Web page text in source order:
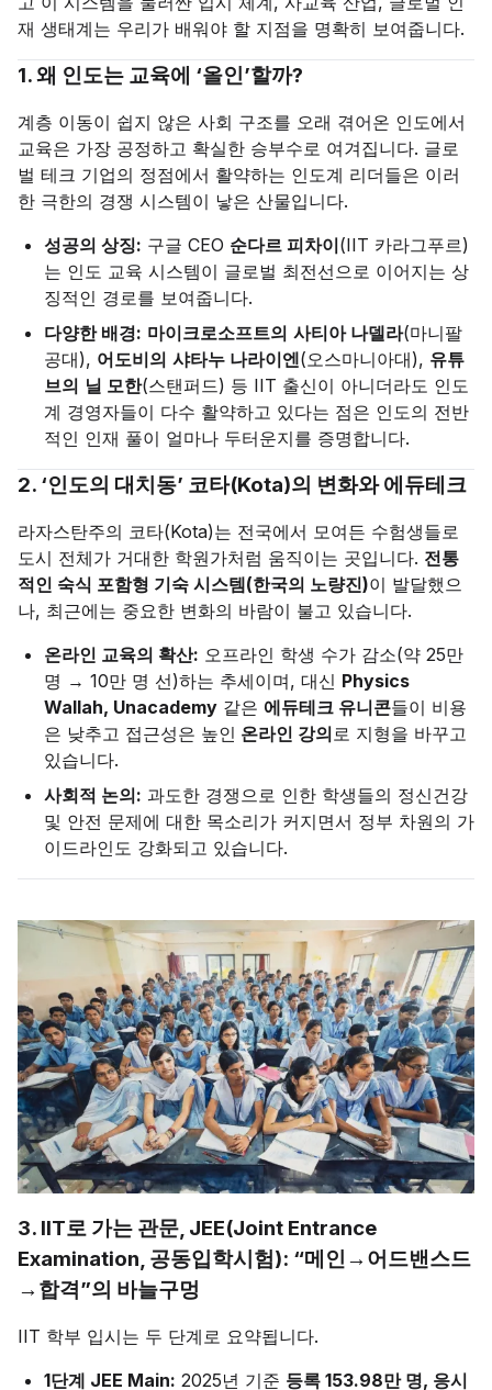
재 생태계는 우리가 배워야 할 지점을 명확히 보여줍니다.
1. 왜 인도는 교육에 ‘올인’할까?
계층 이동이 쉽지 않은 사회 구조를 오래 겪어온 인도에서
교육은 가장 공정하고 확실한 승부수로 여겨집니다. 글로
벌 테크 기업의 정점에서 활약하는 인도계 리더들은 이러
한 극한의 경쟁 시스템이 낳은 산물입니다.
성공의 상징: 구글 CEO 순다르 피차이(IIT 카라그푸르)
는 인도 교육 시스템이 글로벌 최전선으로 이어지는 상
징적인 경로를 보여줍니다.
다양한 배경: 마이크로소프트의 사티아 나델라(마니팔
공대), 어도비의 샤타누 나라이엔(오스마니아대), 유튜
브의 닐 모한(스탠퍼드) 등 IIT 출신이 아니더라도 인도
계 경영자들이 다수 활약하고 있다는 점은 인도의 전반
적인 인재 풀이 얼마나 두터운지를 증명합니다.
2. ‘인도의 대치동’ 코타(Kota)의 변화와 에듀테크
라자스탄주의 코타(Kota)는 전국에서 모여든 수험생들로
도시 전체가 거대한 학원가처럼 움직이는 곳입니다. 전통
적인 숙식 포함형 기숙 시스템(한국의 노량진)이 발달했으
나, 최근에는 중요한 변화의 바람이 불고 있습니다.
온라인 교육의 확산: 오프라인 학생 수가 감소(약 25만
명 → 10만 명 선)하는 추세이며, 대신 Physics
Wallah, Unacademy 같은 에듀테크 유니콘들이 비용
은 낮추고 접근성은 높인 온라인 강의 로 지형을 바꾸고
있습니다.
사회적 논의: 과도한 경쟁으로 인한 학생들의 정신건강
및 안전 문제에 대한 목소리가 커지면서 정부 차원의 가
이드라인도 강화되고 있습니다.
3. IIT로 가는 관문, JEE(Joint Entrance
Examination, 공동입학시험): “메인→어드밴스드
→합격”의 바늘구멍
IIT 학부 입시는 두 단계로 요약됩니다.
1단계 JEE Main: 2025년 기준 등록 153.98만 명, 응시